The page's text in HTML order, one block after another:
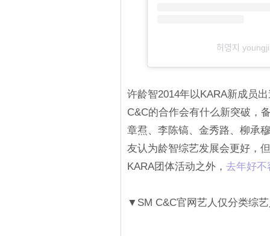
허영지
许龄智2014年以KARA新成员
C&C的合作会有什么新突破，
章焄、李陈镐、金秀路、柳承
友认为龄智综艺发展会更好，
KARA团体活动之外， 去年好不
▼SM C&C官网艺人仅分类综